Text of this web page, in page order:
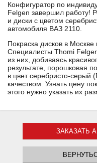
Конфигуратор по
Felgen завершил работу!
и диски с цветом
автомобиля ВАЗ 2110.
Покраска дисков в Москве
Специалисты Thomi
из них, добиваясь
результате, порошковая
в цвет серебристо-серый
качеством. Узнать цену
этого нужно указать их
ЗАКАЗАТЬ